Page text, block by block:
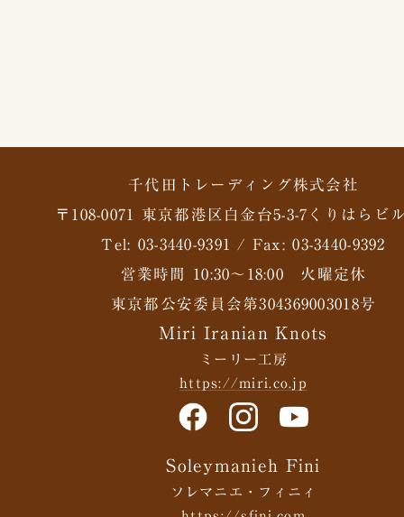
千代田トレーディング株式会社
〒108-0071 東京都港区白金台5-3-7くりはらビ
Tel: 03-3440-9391 / Fax: 03-3440-9392
営業時間 10:30〜18:00 火曜定休
東京都公安委員会第304369003018号
Miri Iranian Knots
ミーリー工房
https://miri.co.jp
Soleymanieh Fini
ソレマニエ・フィニィ